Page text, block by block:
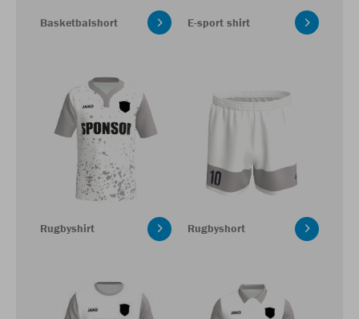
Basketbalshort E-sport shirt
Rugbyshirt Rugbyshort